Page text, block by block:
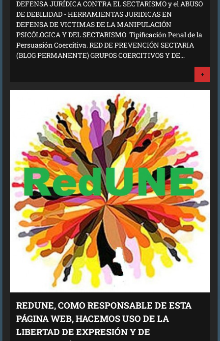
DEFENSA JURÍDICA CONTRA EL SECTARISMO y el ABUSO
DE DEBILIDAD - HERRAMIENTAS JURIDICAS EN
DEFENSA DE VICTIMAS DE LA MANIPULACIÓN
PSICÓLOGICA Y DEL SECTARISMO Tipificación Penal de la
Persuasión Coercitiva. RED DE PREVENCIÓN SECTARIA
(BLOG PERMANENTE) GRUPOS COERCITIVOS Y DE...
+
REDUNE, COMO RESPONSABLE DE ESTA
PÁGINA WEB, HACEMOS USO DE LA
LIBERTAD DE EXPRESIÓN Y DE